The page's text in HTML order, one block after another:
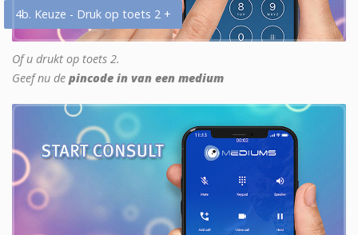
4b. Keuze - Druk op toets 2 +
Of u drukt op toets 2.
Geef nu de pincode in van een medium